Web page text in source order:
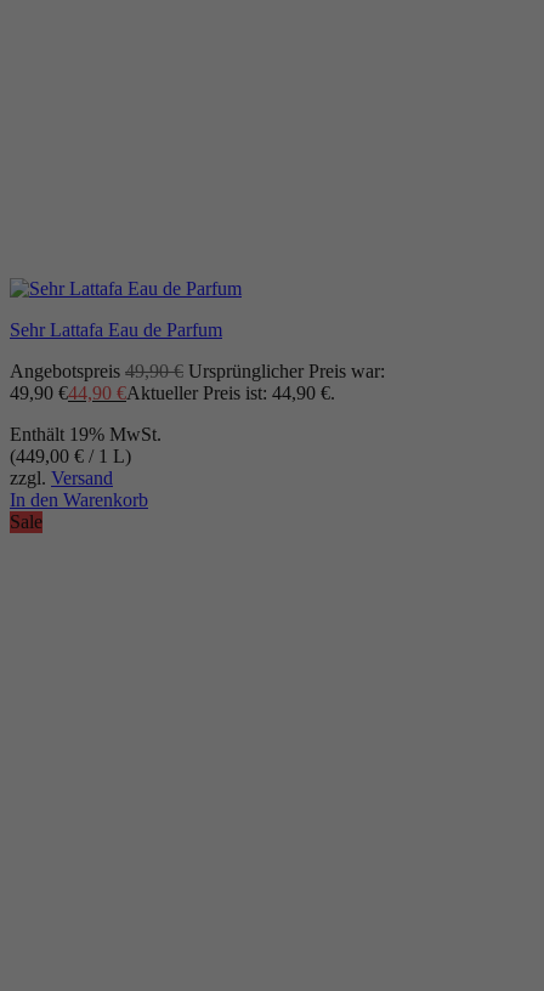
Sehr Lattafa Eau de Parfum
Angebotspreis 49,90€ Ursprünglicher Preis war:
49,90 €44,90 €Aktueller Preis ist: 44,90 €.
Enthält 19% MwSt.
(449,00 € / 1 L)
zzgl. Versand
In den Warenkorb
Sale